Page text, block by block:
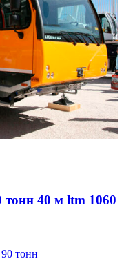
тонн 40 м ltm 1060